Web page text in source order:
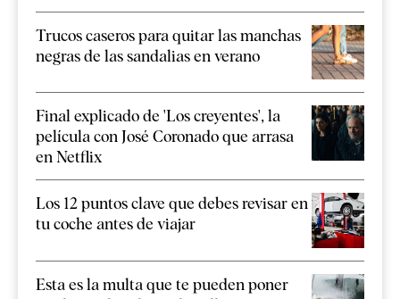
Trucos caseros para quitar las manchas
negras de las sandalias en verano
Final explicado de 'Los creyentes', la
película con José Coronado que arrasa
en Netflix
Los 12 puntos clave que debes revisar en
tu coche antes de viajar
Esta es la multa que te pueden poner